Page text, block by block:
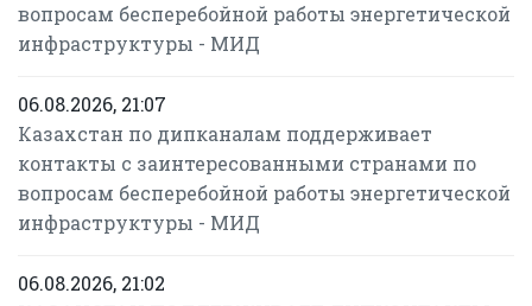
вопросам бесперебойной работы энергетической
инфраструктуры - МИД
06.08.2026, 21:07
Казахстан по дипканалам поддерживает
контакты с заинтересованными странами по
вопросам бесперебойной работы энергетической
инфраструктуры - МИД
06.08.2026, 21:02